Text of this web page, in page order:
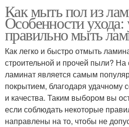
Как мыть пол из
Особенности
правильно мыть
Как легко и быстро отмыть
строительной и прочей пыли?
ламинат является самым
покрытием, благодаря
и качества. Таким выбором вы
если соблюдать некоторые
направлены на то, чтобы не